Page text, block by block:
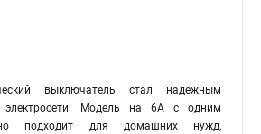
выключатель стал надежным
Модель на 6А с одним
подходит для домашних нужд,